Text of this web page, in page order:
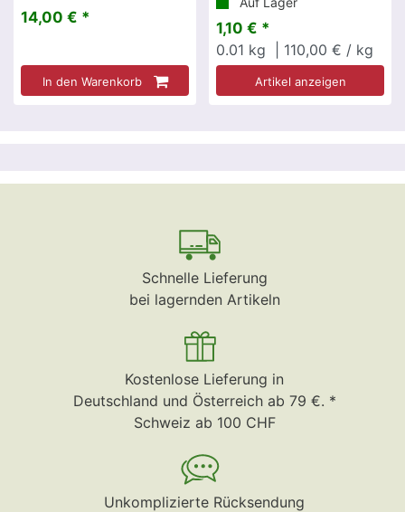
14,00 € *
In den Warenkorb
1,10 € *
0.01 kg | 110,00 € / kg
Artikel anzeigen
Schnelle Lieferung
bei lagernden Artikeln
Kostenlose Lieferung in
Deutschland und Österreich ab 79 €. *
Schweiz ab 100 CHF
Unkomplizierte Rücksendung